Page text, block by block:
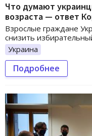
Что думают
возраста — ответ
Взрослые граждане
снизить
Украина
Подробнее